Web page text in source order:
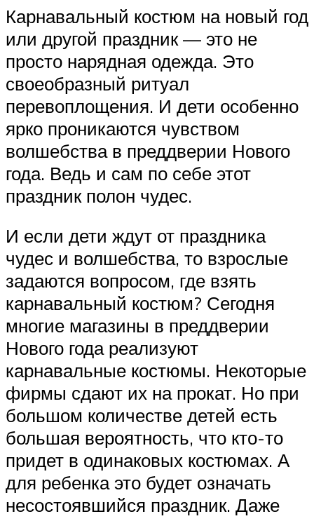
Карнавальный костюм на новый год
или другой праздник — это не
просто нарядная одежда. Это
своеобразный ритуал
перевоплощения. И дети особенно
ярко проникаются чувством
волшебства в преддверии Нового
года. Ведь и сам по себе этот
праздник полон чудес.
И если дети ждут от праздника
чудес и волшебства, то взрослые
задаются вопросом, где взять
карнавальный костюм? Сегодня
многие магазины в преддверии
Нового года реализуют
карнавальные костюмы. Некоторые
фирмы сдают их на прокат. Но при
большом количестве детей есть
большая вероятность, что кто-то
придет в одинаковых костюмах. А
для ребенка это будет означать
несостоявшийся праздник. Даже